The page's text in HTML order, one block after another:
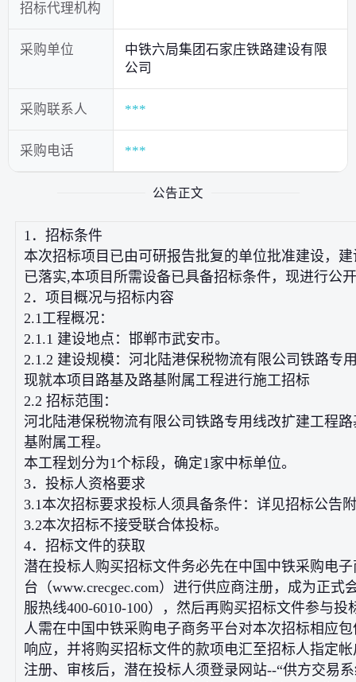
招标代理机构
采购单位
中铁六局集团石家庄铁路建设有限
公司
采购联系人 ***
采购电话 ***
公告正文
1．招标条件
本次招标项目已由可研报告批复的单位批准建设，
已落实,本项目所需设备已具备招标条件，现进行公
2．项目概况与招标内容
2.1工程概况：
2.1.1 建设地点：邯郸市武安市。
2.1.2 建设规模：河北陆港保税物流有限公司铁路专
现就本项目路基及路基附属工程进行施工招标
2.2 招标范围：
河北陆港保税物流有限公司铁路专用线改扩建工程
基附属工程。
本工程划分为1个标段，确定1家中标单位。
3．投标人资格要求
3.1本次招标要求投标人须具备条件：详见招标公告
3.2本次招标不接受联合体投标。
4．招标文件的获取
潜在投标人购买招标文件务必先在中国中铁采购电
台（www.crecgec.com）进行供应商注册，成为正式
服热线400-6010-100），然后再购买招标文件参与投
人需在中国中铁采购电子商务平台对本次招标相应
响应，并将购买招标文件的款项电汇至招标人指定
注册、审核后，潜在投标人须登录网站--“供方交易